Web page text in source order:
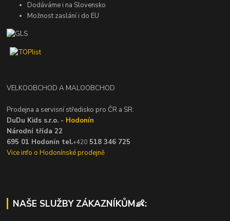
Dodáváme i na Slovensko
Možnost zaslání i do EU
VELKOOBCHOD A MALOOBCHOD
Prodejna a servisní středisko pro ČR a SR:
DuDu Kids s.r.o. - Hodonín
Národní třída 22
695 01 Hodonín tel.+420 518 346 725
Vice info o Hodonínské prodejně
NAŠE SLUŽBY ZÁKAZNÍKŮM👶: